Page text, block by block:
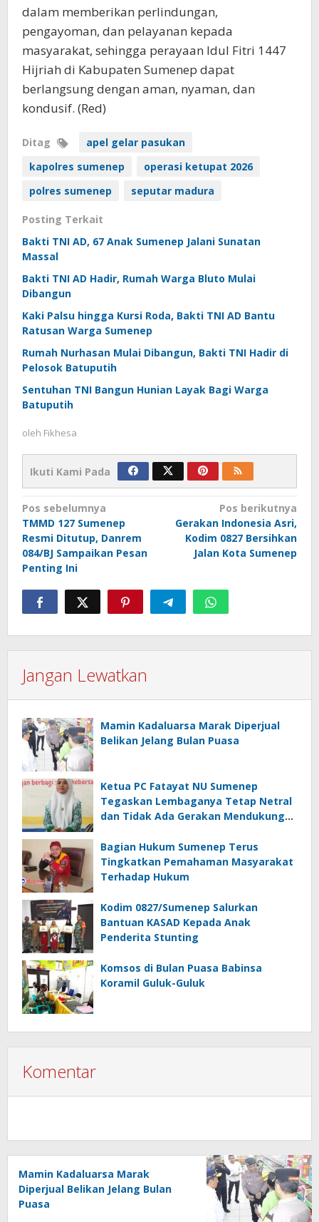
dalam memberikan perlindungan,
pengayoman, dan pelayanan kepada
masyarakat, sehingga perayaan Idul Fitri 1447
Hijriah di Kabupaten Sumenep dapat
berlangsung dengan aman, nyaman, dan
kondusif. (Red)
Ditag
apel gelar pasukan
kapolres sumenep
operasi ketupat 2026
polres sumenep
seputar madura
Posting Terkait
Bakti TNI AD, 67 Anak Sumenep Jalani Sunatan
Massal
Bakti TNI AD Hadir, Rumah Warga Bluto Mulai
Dibangun
Kaki Palsu hingga Kursi Roda, Bakti TNI AD Bantu
Ratusan Warga Sumenep
Rumah Nurhasan Mulai Dibangun, Bakti TNI Hadir di
Pelosok Batuputih
Sentuhan TNI Bangun Hunian Layak Bagi Warga
Batuputih
oleh Fikhesa
Ikuti Kami Pada
Navigasi
pos
Pos sebelumnya
TMMD 127 Sumenep
Resmi Ditutup, Danrem
084/BJ Sampaikan Pesan
Penting Ini
Pos berikutnya
Gerakan Indonesia Asri,
Kodim 0827 Bersihkan
Jalan Kota Sumenep
Jangan Lewatkan
Mamin Kadaluarsa Marak Diperjual
Belikan Jelang Bulan Puasa
Ketua PC Fatayat NU Sumenep
Tegaskan Lembaganya Tetap Netral
dan Tidak Ada Gerakan Mendukung
2024
Bagian Hukum Sumenep Terus
Tingkatkan Pemahaman Masyarakat
Terhadap Hukum
Kodim 0827/Sumenep Salurkan
Bantuan KASAD Kepada Anak
Penderita Stunting
Komsos di Bulan Puasa Babinsa
Koramil Guluk-Guluk
Komentar
Mamin Kadaluarsa Marak
Diperjual Belikan Jelang Bulan
Puasa